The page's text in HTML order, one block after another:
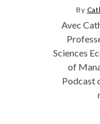
By
Avec
Sciences
of
Podcast